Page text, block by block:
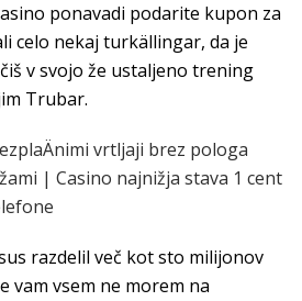
ponavadi podarite kupon za
celo nekaj turkällingar, da je
v svojo že ustaljeno trening
Trubar.
vrtljaji brez pologa
| Casino najnižja stava 1 cent
razdelil več kot sto milijonov
vam vsem ne morem na